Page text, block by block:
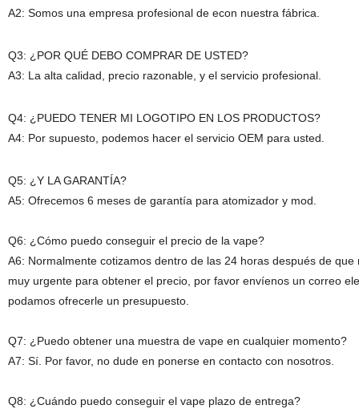
A2: Somos una empresa profesional de econ nuestra fábrica.
Q3: ¿POR QUÉ DEBO COMPRAR DE USTED?
A3: La alta calidad, precio razonable, y el servicio profesional.
Q4: ¿PUEDO TENER MI LOGOTIPO EN LOS PRODUCTOS?
A4: Por supuesto, podemos hacer el servicio OEM para usted.
Q5: ¿Y LA GARANTÍA?
A5: Ofrecemos 6 meses de garantía para atomizador y mod.
Q6: ¿Cómo puedo conseguir el precio de la vape?
A6: Normalmente cotizamos dentro de las 24 horas después de
muy urgente para obtener el precio, por favor envíenos un correo
podamos ofrecerle un presupuesto.
Q7: ¿Puedo obtener una muestra de vape en cualquier momento?
A7: Sí. Por favor, no dude en ponerse en contacto con nosotros.
Q8: ¿Cuándo puedo conseguir el vape plazo de entrega?